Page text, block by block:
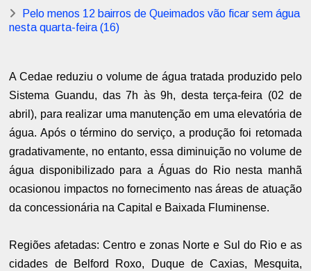
Pelo menos 12 bairros de Queimados vão ficar sem água
nesta quarta-feira (16)
A Cedae reduziu o volume de água tratada produzido pelo
Sistema Guandu, das 7h às 9h, desta terça-feira (02 de
abril), para realizar uma manutenção em uma elevatória de
água. Após o término do serviço, a produção foi retomada
gradativamente, no entanto, essa diminuição no volume de
água disponibilizado para a Águas do Rio nesta manhã
ocasionou impactos no fornecimento nas áreas de atuação
da concessionária na Capital e Baixada Fluminense.
Regiões afetadas: Centro e zonas Norte e Sul do Rio e as
cidades de Belford Roxo, Duque de Caxias, Mesquita,